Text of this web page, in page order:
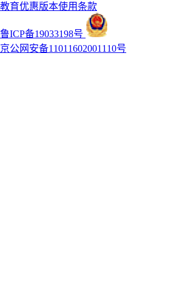
教育优惠版本使用条款
鲁ICP备19033198号
京公网安备11011602001110号